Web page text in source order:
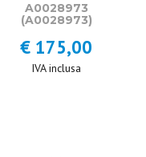
A0028973
(A0028973)
€ 175,00
IVA inclusa